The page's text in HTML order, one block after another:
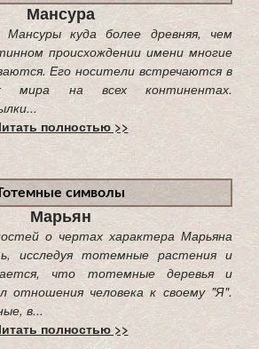
Мансура
куда более древняя, чем
происхождении имени многие
Его носители встречаются в
мира на всех континентах.
полностью >>
символы
Марьян
о чертах характера Марьяна
исследуя тотемные растения и
что тотемные деревья и
отношения человека к своему "Я".
в...
полностью >>